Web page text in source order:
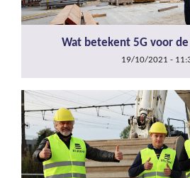
Wat betekent 5G voor
19/10/2021 -